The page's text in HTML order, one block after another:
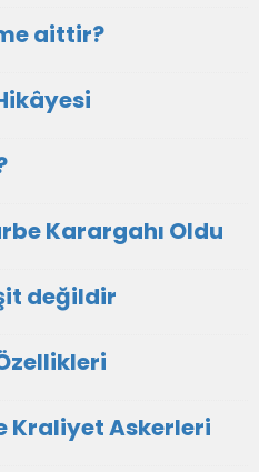
aittir?
Karargahı Oldu
değildir
Kraliyet Askerleri